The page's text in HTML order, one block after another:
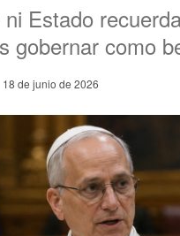
Estado
gobernar como
18 de junio de 2026